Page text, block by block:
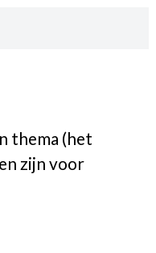
thema (het
zijn voor